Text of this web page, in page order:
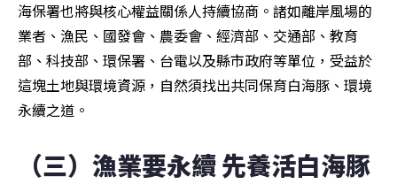
海保署也將與核心權益關係人持續協商。諸如離岸風場的
業者、漁民、國發會、農委會、經濟部、交通部、教育
部、科技部、環保署、台電以及縣市政府等單位，受益於
這塊土地與環境資源，自然須找出共同保育白海豚、環境
永續之道。
（三）漁業要永續 先養活白海豚